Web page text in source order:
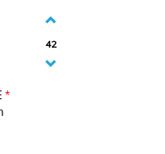

42

*